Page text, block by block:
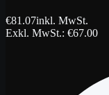
€81.07inkl. MwSt.
Exkl. MwSt.: €67.00